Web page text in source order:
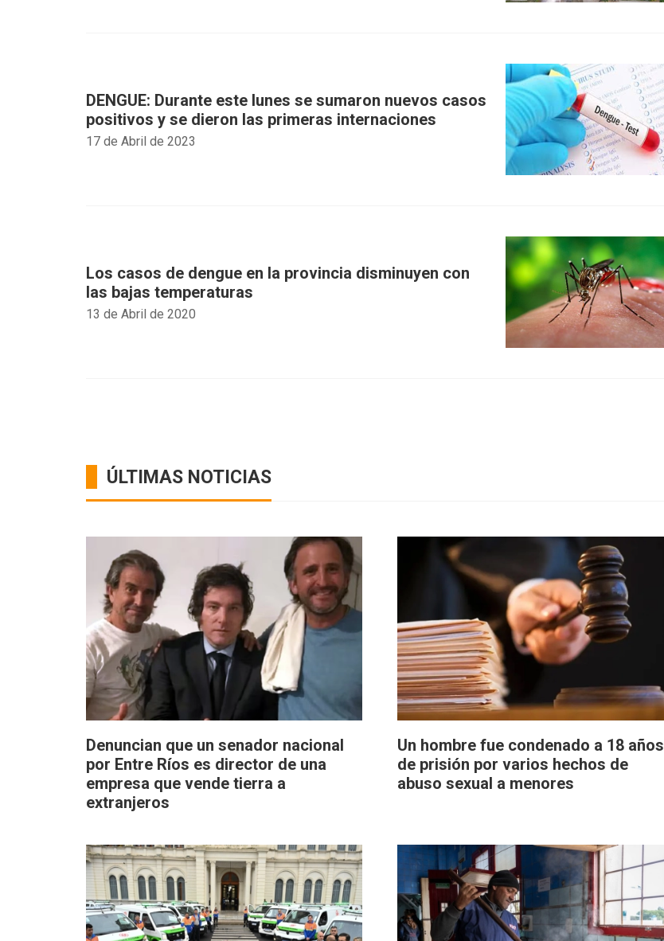
17 de Abril de 2023
DENGUE: Durante este lunes se sumaron nuevos casos
positivos y se dieron las primeras internaciones
13 de Abril de 2020
Los casos de dengue en la provincia disminuyen con
las bajas temperaturas
ÚLTIMAS NOTICIAS
Denuncian que un senador nacional
por Entre Ríos es director de una
empresa que vende tierra a
extranjeros
Un hombre fue condenado a 18 años
de prisión por varios hechos de
abuso sexual a menores